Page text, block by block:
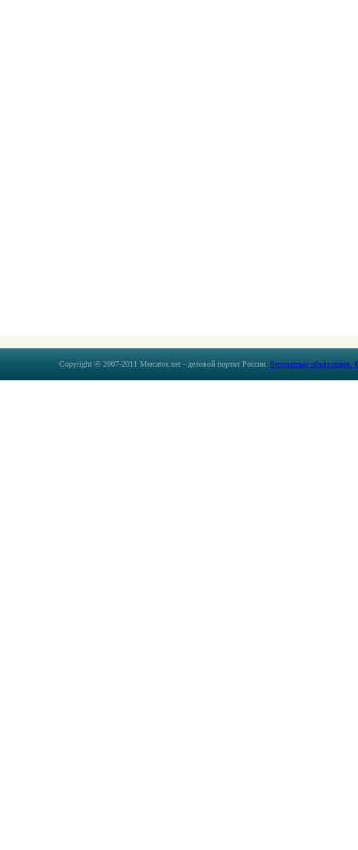
Copyright © 2007-2011 Mercatos.net - деловой портал России. Бесплатные объявления.